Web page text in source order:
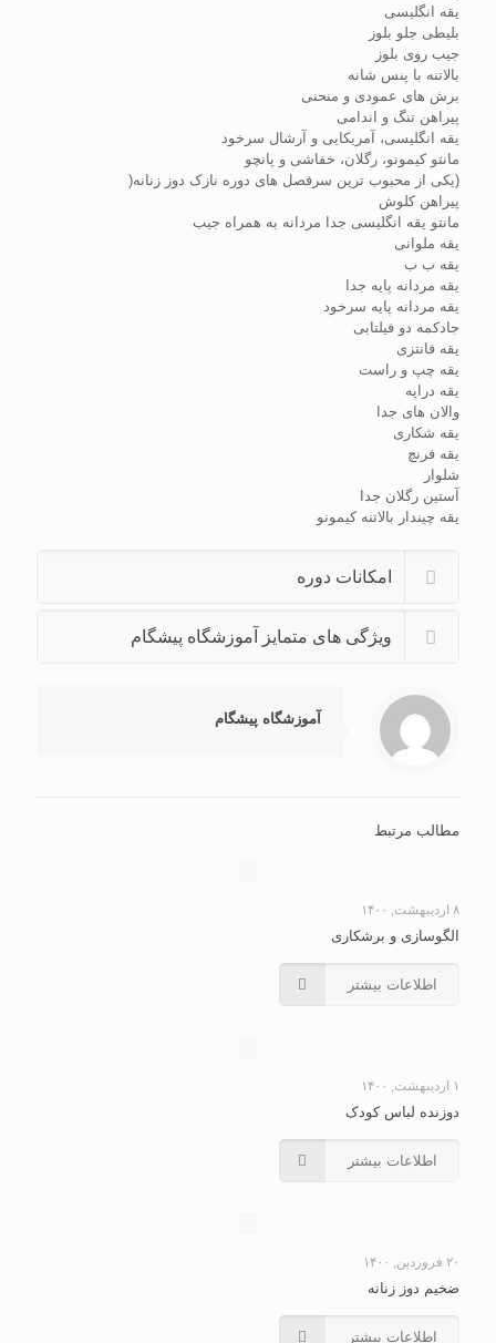
یقه انگلیسی
بلیطی جلو بلوز
جیب روی بلوز
بالاتنه با پنس شانه
برش های عمودی و منحنی
پیراهن تنگ و اندامی
یقه انگلیسی، آمریکایی و آرشال سرخود
مانتو کیمونو، رگلان، خفاشی و پانچو
(یکی از محبوب ترین سرفصل های دوره نازک دوز زنانه(
پیراهن کلوش
مانتو یقه انگلیسی جدا مردانه به همراه جیب
یقه ملوانی
یقه ب ب
یقه مردانه پایه جدا
یقه مردانه پایه سرخود
جادکمه دو فیلتابی
یقه فانتزی
یقه چپ و راست
یقه دراپه
والان های جدا
یقه شکاری
یقه فرنچ
شلوار
آستین رگلان جدا
یقه چیندار بالاتنه کیمونو
امکانات دوره
ویژگی های متمایز آموزشگاه پیشگام
آموزشگاه پیشگام
مطالب مرتبط
۸ اردیبهشت, ۱۴۰۰
الگوسازی و برشکاری
اطلاعات بیشتر
۱ اردیبهشت, ۱۴۰۰
دوزنده لباس کودک
اطلاعات بیشتر
۲۰ فروردین, ۱۴۰۰
ضخیم دوز زنانه
اطلاعات بیشتر